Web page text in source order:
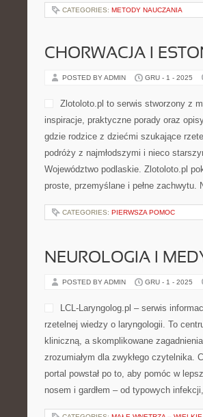
CATEGORIES: METODY NAUCZANIA
CHORWACJA I
POSTED BY ADMIN GRU - 1 - 2025
Zlotoloto.pl to serwis stworzony z
inspiracje, praktyczne porady oraz
gdzie rodzice z dziećmi szukające
podróży z najmłodszymi i nieco
Województwo podlaskie. Zlotoloto.pl
proste, przemyślane i pełne
CATEGORIES: PIERWSZA POMOC
NEUROLOGIA I
POSTED BY ADMIN GRU - 1 - 2025
LCL-Laryngolog.pl – serwis
rzetelnej wiedzy o laryngologii. To
kliniczną, a skomplikowane
zrozumiałym dla zwykłego czytelnika.
portal powstał po to, aby pomóc w
nosem i gardłem – od typowych